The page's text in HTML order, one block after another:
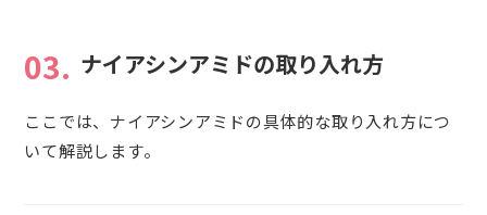
03. ナイアシンアミドの取り入れ方
ここでは、ナイアシンアミドの具体的な取り入れ方につ
いて解説します。